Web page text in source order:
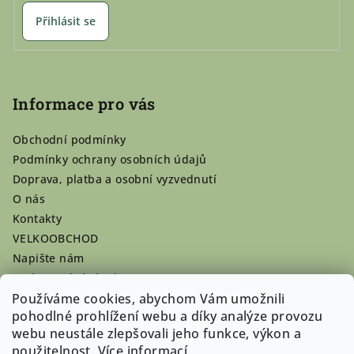
Používáme cookies, abychom Vám umožnili
pohodlné prohlížení webu a díky analýze provozu
webu neustále zlepšovali jeho funkce, výkon a
Přihlásit se
Informace pro vás
Obchodní podmínky
Podmínky ochrany osobních údajů
Doprava, platba a osobní vyzvednutí
O nás
Kontakty
VELKOOBCHOD
Napište nám
Hodnocení obchodu
Registrace se vyplatí!
Pamlsky na míru
Nepřevzaté dobírky